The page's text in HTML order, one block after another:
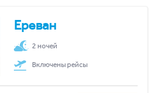
Ереван
2 ночей
Включены рейсы